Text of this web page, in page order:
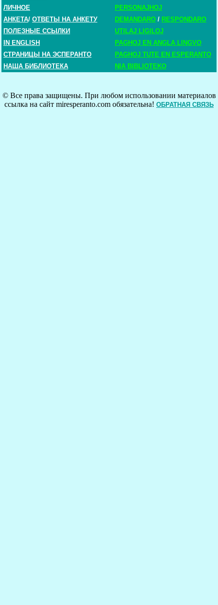
ЛИЧНОЕ
PERSONAJHOJ
АНКЕТА/ ОТВЕТЫ НА АНКЕТУ DEMANDARO / RESPONDARO
ПОЛЕЗНЫЕ ССЫЛКИ
UTILAJ LIGILOJ
IN ENGLISH
PAGHOJ EN ANGLA LINGVO
СТРАНИЦЫ НА ЭСПЕРАНТО
PAGHOJ TUTE EN ESPERANTO
НАША БИБЛИОТЕКА
NIA BIBLIOTEKO
© Все права защищены. При любом использовании материалов
ссылка на сайт miresperanto.com обязательна! ОБРАТНАЯ СВЯЗЬ